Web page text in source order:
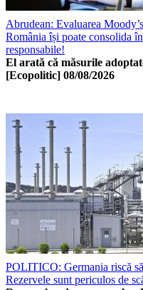
Abrudean: Evaluarea
România își poate consolida
responsabile!
El arată că măsurile
[Ecopolitic] 08/08/2026
POLITICO: Germania riscă
Rezervele sunt periculos de